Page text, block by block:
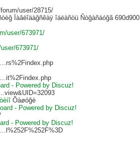
user/28715/
Ïàâëîäàğñêàÿ îáëàñòü Ñòğàñáóğã 690d900
user/673971/
673971/
- Powered by Discuz!
Õàøóğè
- Powered by Discuz!
- Powered by Discuz!